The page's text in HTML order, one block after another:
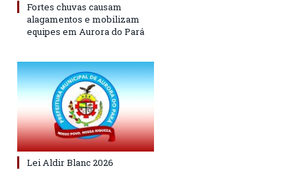
Fortes chuvas causam
alagamentos e mobilizam
equipes em Aurora do Pará
Lei Aldir Blanc 2026